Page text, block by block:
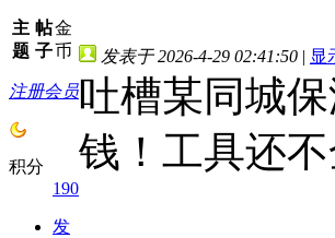
主
题
帖
子
金
币
注册会员
积分
190
发
发表于 2026-4-29 02:41:50 | 显
吐槽某同城
钱！工具还